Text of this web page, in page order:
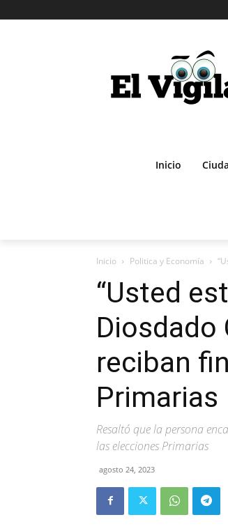
Inicio
Inicio Politica y Economía
“Usted
Diosdado
reciban
Primarias
Resaltó que la persona
las elecciones Primarias
agosto 24, 2023